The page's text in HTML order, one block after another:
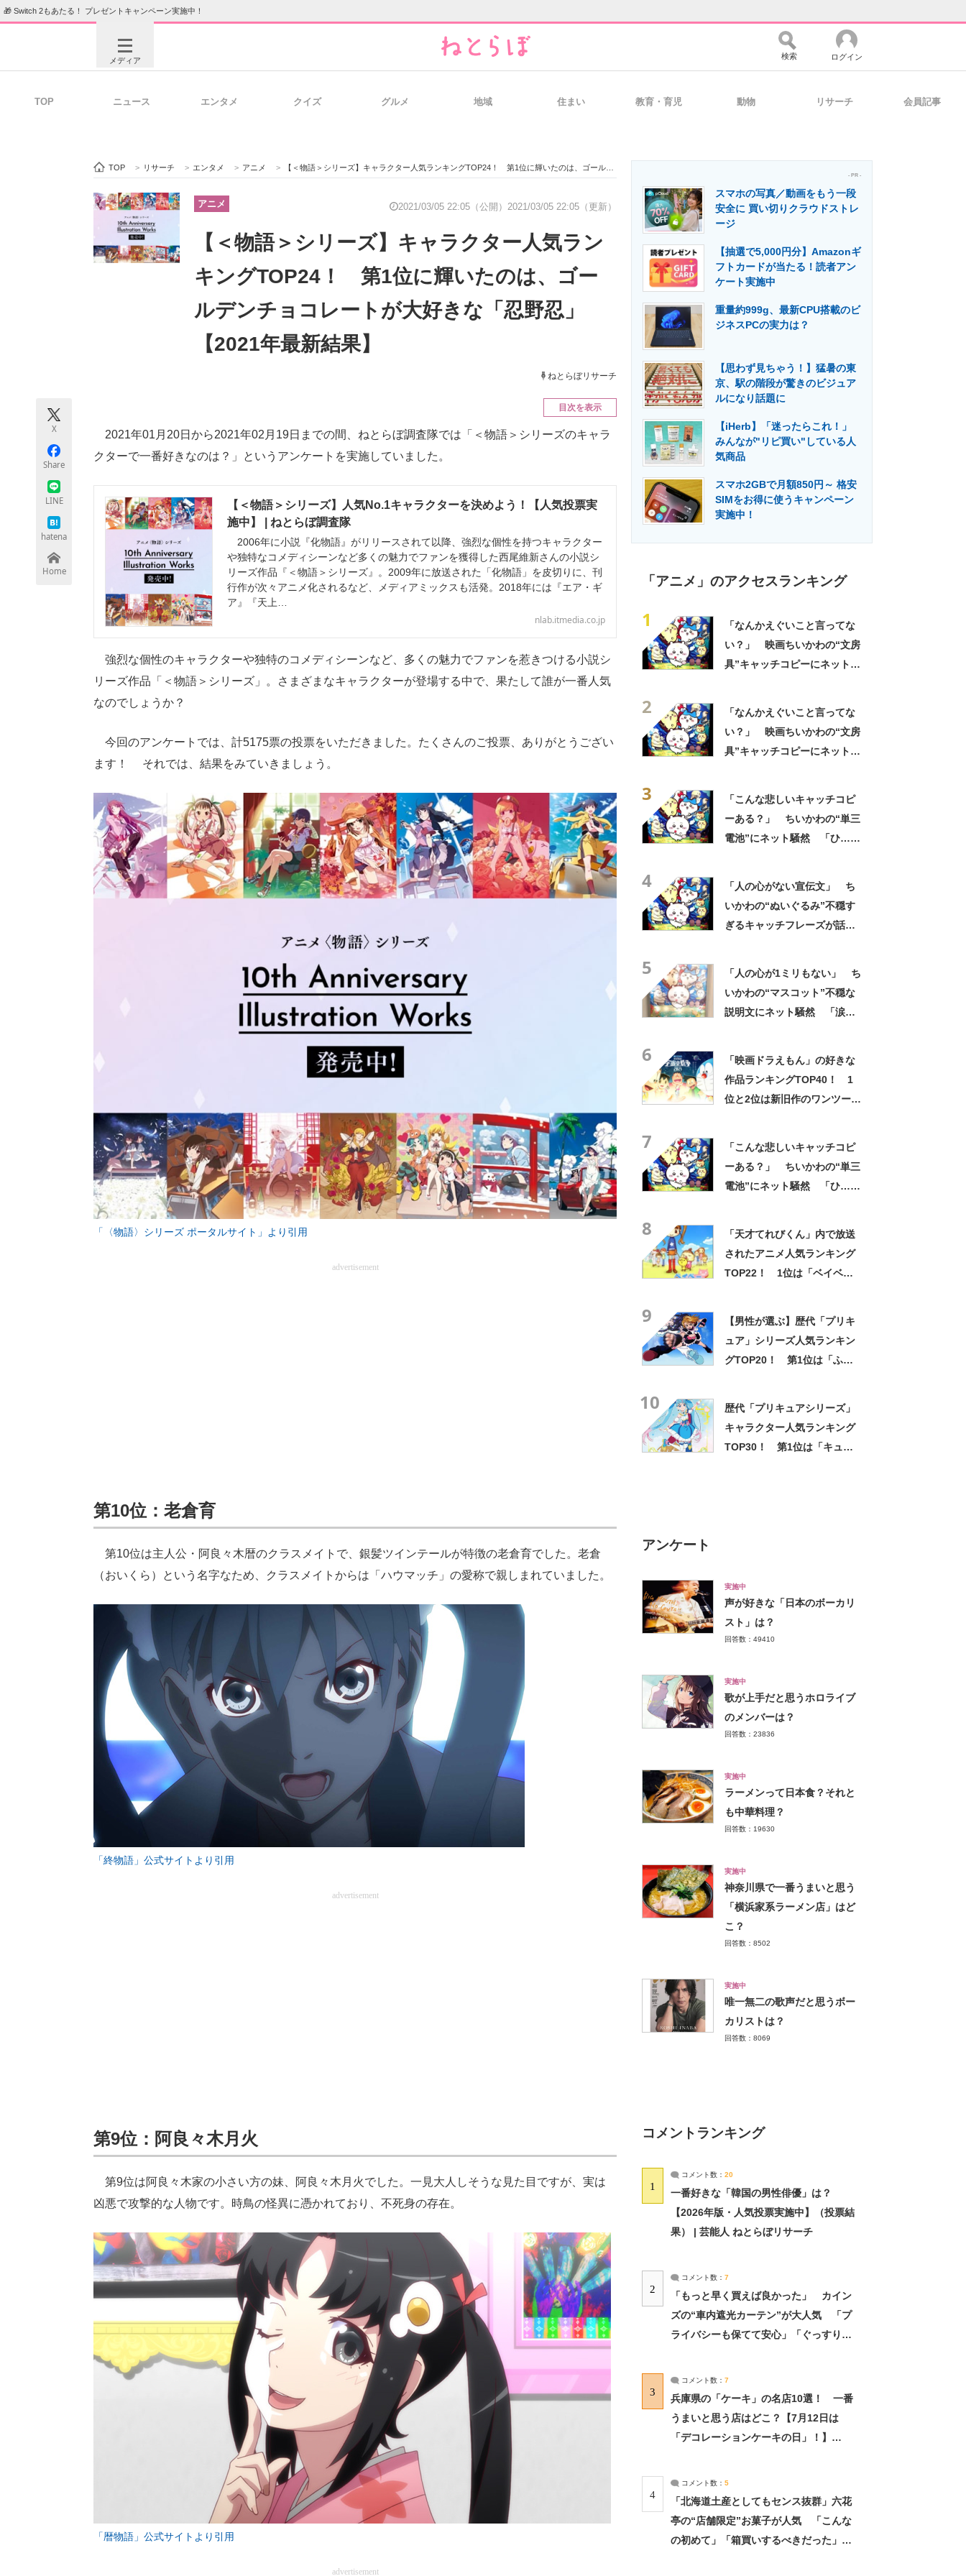
🎁 Switch 2もあたる！ プレゼントキャンペーン実施中！
メディア
ビジネスと働き方のヒント 経営リーダーのコミュニティ マーケ×ITの今がよく分かる
ITエンジニア向け専門サイト 製造業のIT導入・活用を支援
モノづくり技術者専門サイト エレクトロニクス専門サイト エネルギーの専門メディア 建設×テクノロジーの最前線
検索 ログイン
TOP ニュース エンタメ クイズ グルメ 地域 住まい 教育・育児 動物 リサーチ 会員記事
TOP > リサーチ > エンタメ > アニメ > 【＜物語＞シリーズ】キャラクター人気ランキングTOP24！ 第1位に輝いたのは、ゴールデンチョコレートが大好きな「忍野忍」【2021年最新結果】
アニメ 2021/03/05 22:05（公開） 2021/03/05 22:05（更新）
【＜物語＞シリーズ】キャラクター人気ラン
キングTOP24！ 第1位に輝いたのは、ゴー
ルデンチョコレートが大好きな「忍野忍」
【2021年最新結果】
ねとらぼリサーチ
X
Share
LINE
hatena
Home
目次を表示
2021年01月20日から2021年02月19日までの間、ねとらぼ調査隊では「＜物語＞シリーズのキャラ
クターで一番好きなのは？」というアンケートを実施していました。
【＜物語＞シリーズ】人気No.1キャラクターを決めよう！【人気投票実
施中】 | ねとらぼ調査隊
2006年に小説『化物語』がリリースされて以降、強烈な個性を持つキャラクター
や独特なコメディシーンなど多くの魅力でファンを獲得した西尾維新さんの小説シ
リーズ作品『＜物語＞シリーズ』。2009年に放送された「化物語」を皮切りに、刊
行作が次々アニメ化されるなど、メディアミックスも活発。2018年には『エア・ギ
ア』『天上…
nlab.itmedia.co.jp
強烈な個性のキャラクターや独特のコメディシーンなど、多くの魅力でファンを惹きつける小説シ
リーズ作品「＜物語＞シリーズ」。さまざまなキャラクターが登場する中で、果たして誰が一番人気
なのでしょうか？
今回のアンケートでは、計5175票の投票をいただきました。たくさんのご投票、ありがとうござい
ます！ それでは、結果をみていきましょう。
「〈物語〉シリーズ ポータルサイト」より引用
advertisement
第10位：老倉育
第10位は主人公・阿良々木暦のクラスメイトで、銀髪ツインテールが特徴の老倉育でした。老倉
（おいくら）という名字なため、クラスメイトからは「ハウマッチ」の愛称で親しまれていました。
「終物語」公式サイトより引用
advertisement
第9位：阿良々木月火
第9位は阿良々木家の小さい方の妹、阿良々木月火でした。一見大人しそうな見た目ですが、実は
凶悪で攻撃的な人物です。時鳥の怪異に憑かれており、不死身の存在。
「暦物語」公式サイトより引用
advertisement
- PR -
スマホの写真／動画をもう一段
安全に 買い切りクラウドストレ
ージ
【抽選で5,000円分】Amazonギ
フトカードが当たる！読者アン
ケート実施中
重量約999g、最新CPU搭載のビ
ジネスPCの実力は？
【思わず見ちゃう！】猛暑の東
京、駅の階段が驚きのビジュア
ルになり話題に
【iHerb】「迷ったらこれ！」
みんなが"リピ買い"している人
気商品
スマホ2GBで月額850円～ 格安
SIMをお得に使うキャンペーン
実施中！
「アニメ」のアクセスランキング
1
「なんかえぐいこと言ってな
い？」 映画ちいかわの“文房
具”キャッチコピーにネット騒
2
「なんかえぐいこと言ってな
い？」 映画ちいかわの“文房
具”キャッチコピーにネット騒
3
「こんな悲しいキャッチコピ
ーある？」 ちいかわの“単三
電池”にネット騒然 「ひ…人
4
「人の心がない宣伝文」 ち
いかわの“ぬいぐるみ”不穏す
ぎるキャッチフレーズが話
5
「人の心が1ミリもない」 ち
いかわの“マスコット”不穏な
説明文にネット騒然 「涙し
6
「映画ドラえもん」の好きな
作品ランキングTOP40！ 1
位と2位は新旧作のワンツーフ
7
「こんな悲しいキャッチコピ
ーある？」 ちいかわの“単三
電池”にネット騒然 「ひ…人
8
「天才てれびくん」内で放送
されたアニメ人気ランキング
TOP22！ 1位は「ベイベー
9
【男性が選ぶ】歴代「プリキ
ュア」シリーズ人気ランキン
グTOP20！ 第1位は「ふた
10
歴代「プリキュアシリーズ」
キャラクター人気ランキング
TOP30！ 第1位は「キュア
アンケート
実施中
声が好きな「日本のボーカリ
スト」は？
回答数：49410
実施中
歌が上手だと思うホロライブ
のメンバーは？
回答数：23836
実施中
ラーメンって日本食？それと
も中華料理？
回答数：19630
実施中
神奈川県で一番うまいと思う
「横浜家系ラーメン店」はど
こ？
回答数：8502
実施中
唯一無二の歌声だと思うボー
カリストは？
回答数：8069
コメントランキング
1
コメント数： 20
一番好きな「韓国の男性俳優」は？
【2026年版・人気投票実施中】（投票結
果） | 芸能人 ねとらぼリサーチ
2
コメント数： 7
「もっと早く買えば良かった」 カイン
ズの“車内遮光カーテン”が大人気 「プ
ライバシーも保てて安心」「ぐっすり眠
3
コメント数： 7
兵庫県の「ケーキ」の名店10選！ 一番
うまいと思う店はどこ？【7月12日は
「デコレーションケーキの日」！】
4
コメント数： 5
「北海道土産としてもセンス抜群」六花
亭の“店舗限定”お菓子が人気 「こんな
の初めて」「箱買いするべきだった」